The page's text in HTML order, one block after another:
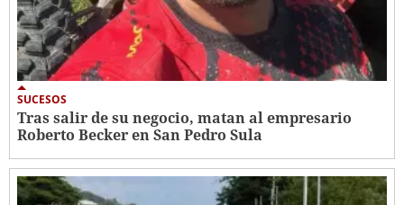
SUCESOS
Tras salir de su negocio, matan al empresario
Roberto Becker en San Pedro Sula